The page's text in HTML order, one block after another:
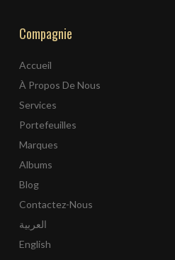
Compagnie
Accueil
À Propos De Nous
Services
Portefeuilles
Marques
Albums
Blog
Contactez-Nous
العربية
English